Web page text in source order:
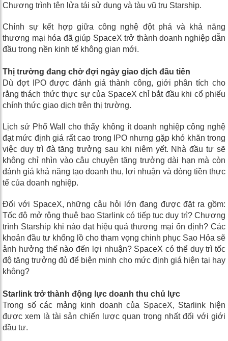
Chương trình tên lửa tái sử dụng và tàu vũ trụ Starship.
Chính sự kết hợp giữa công nghệ đột phá và khả năng
thương mại hóa đã giúp SpaceX trở thành doanh nghiệp dẫn
đầu trong nền kinh tế không gian mới.
Thị trường đang chờ đợi ngày giao dịch đầu tiên
Dù đợt IPO được đánh giá thành công, giới phân tích cho
rằng thách thức thực sự của SpaceX chỉ bắt đầu khi cổ phiếu
chính thức giao dịch trên thị trường.
Lịch sử Phố Wall cho thấy không ít doanh nghiệp công nghệ
đạt mức định giá rất cao trong IPO nhưng gặp khó khăn trong
việc duy trì đà tăng trưởng sau khi niêm yết. Nhà đầu tư sẽ
không chỉ nhìn vào câu chuyện tăng trưởng dài hạn mà còn
đánh giá khả năng tạo doanh thu, lợi nhuận và dòng tiền thực
tế của doanh nghiệp.
Đối với SpaceX, những câu hỏi lớn đang được đặt ra gồm:
Tốc độ mở rộng thuê bao Starlink có tiếp tục duy trì? Chương
trình Starship khi nào đạt hiệu quả thương mại ổn định? Các
khoản đầu tư khổng lồ cho tham vọng chinh phục Sao Hỏa sẽ
ảnh hưởng thế nào đến lợi nhuận? SpaceX có thể duy trì tốc
độ tăng trưởng đủ để biện minh cho mức định giá hiện tại hay
không?
Starlink trở thành động lực doanh thu chủ lực
Trong số các mảng kinh doanh của SpaceX, Starlink hiện
được xem là tài sản chiến lược quan trọng nhất đối với giới
đầu tư.